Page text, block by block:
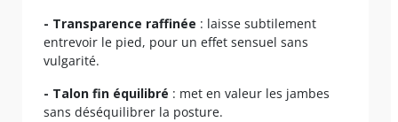
- Transparence raffinée : laisse subtilement
entrevoir le pied, pour un effet sensuel sans
vulgarité.
- Talon fin équilibré : met en valeur les jambes
sans déséquilibrer la posture.